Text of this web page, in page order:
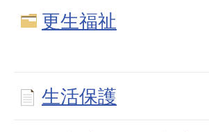
更生福祉
生活保護